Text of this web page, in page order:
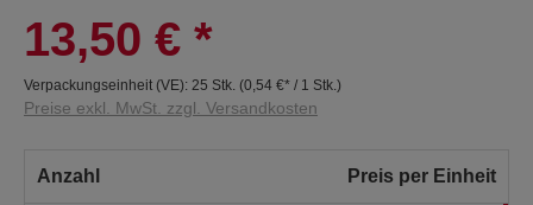
13,50 € *
Verpackungseinheit (VE): 25 Stk. (0,54 €* / 1 Stk.)
Preise exkl. MwSt. zzgl. Versandkosten
Anzahl Preis per Einheit